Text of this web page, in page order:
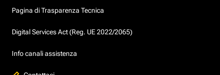
Pagina di Trasparenza Tecnica
Digital Services Act (Reg. UE 2022/2065)
Info canali assistenza